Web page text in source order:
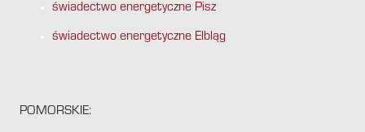
świadectwo energetyczne Pisz
świadectwo energetyczne Elbląg
POMORSKIE: